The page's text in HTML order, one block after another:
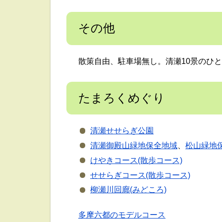
その他
散策自由、駐車場無し。清瀬10景のひ
たまろくめぐり
清瀬せせらぎ公園
清瀬御殿山緑地保全地域
松山緑地
けやきコース(散歩コース)
せせらぎコース(散歩コース)
柳瀬川回廊(みどころ)
多摩六都のモデルコース